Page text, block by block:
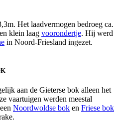
Het laadvermogen bedroeg ca.
klein laag voorondertje. Hij werd
in Noord-Friesland ingezet.
aan de Gieterse bok alleen het
vaartuigen werden meestal
Noordwoldse bok en Friese bok